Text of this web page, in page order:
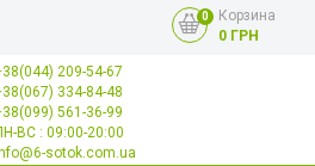
0
Корзина
0 ГРН
209-54-67
334-84-48
561-36-99
ВС : 09:00-20:00
sotok.com.ua